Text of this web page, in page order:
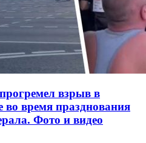
взрыв в
во время празднования
Фото и видео